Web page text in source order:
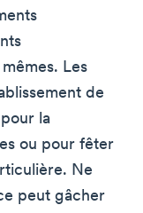
Les
de
la
ou pour fêter
Ne
peut gâcher